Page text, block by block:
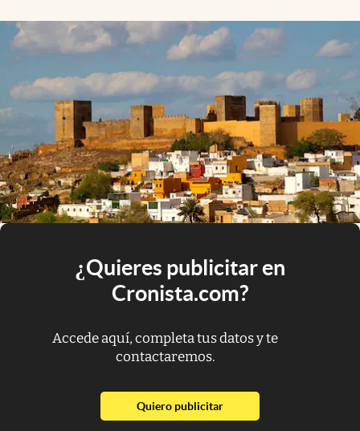
¿Quieres publicitar en
Cronista.com?
Accede aquí, completa tus datos y te
contactaremos.
Quiero publicitarabre en nueva pestaña